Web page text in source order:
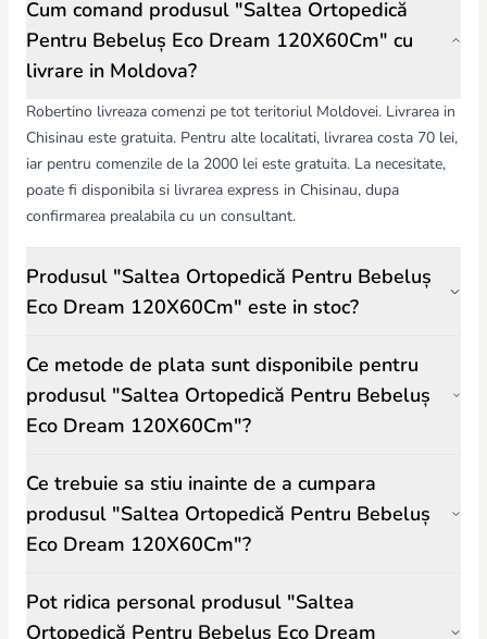
Cum comand produsul "Saltea Ortopedică
Pentru Bebeluș Eco Dream 120X60Cm" cu
livrare in Moldova?
Robertino livreaza comenzi pe tot teritoriul Moldovei. Livrarea in
Chisinau este gratuita. Pentru alte localitati, livrarea costa 70 lei,
iar pentru comenzile de la 2000 lei este gratuita. La necesitate,
poate fi disponibila si livrarea express in Chisinau, dupa
confirmarea prealabila cu un consultant.
Produsul "Saltea Ortopedică Pentru Bebeluș
Eco Dream 120X60Cm" este in stoc?
Ce metode de plata sunt disponibile pentru
produsul "Saltea Ortopedică Pentru Bebeluș
Eco Dream 120X60Cm"?
Ce trebuie sa stiu inainte de a cumpara
produsul "Saltea Ortopedică Pentru Bebeluș
Eco Dream 120X60Cm"?
Pot ridica personal produsul "Saltea
Ortopedică Pentru Bebeluș Eco Dream